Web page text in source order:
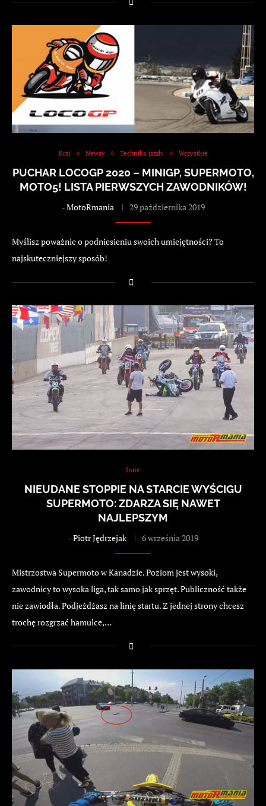
Kraj Newsy Technika jazdy Wszystkie
PUCHAR LOCOGP 2020 – MINIGP, SUPERMOTO,
MOTO5! LISTA PIERWSZYCH ZAWODNIKÓW!
-MotoRmania 29 października 2019
Myślisz poważnie o podniesieniu swoich umiejętności? To
najskuteczniejszy sposób!
Inne
NIEUDANE STOPPIE NA STARCIE WYŚCIGU
SUPERMOTO: ZDARZA SIĘ NAWET
NAJLEPSZYM
-Piotr Jędrzejak 6 września 2019
Mistrzostwa Supermoto w Kanadzie. Poziom jest wysoki,
zawodnicy to wysoka liga, tak samo jak sprzęt. Publiczność także
nie zawiodła. Podjeżdżasz na linię startu. Z jednej strony chcesz
trochę rozgrzać hamulce,…